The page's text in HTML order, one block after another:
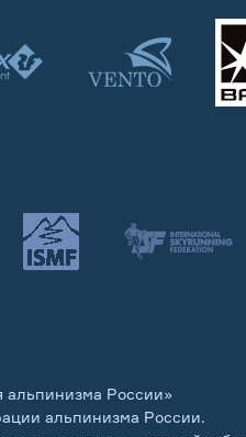
России»
альпинизма России.